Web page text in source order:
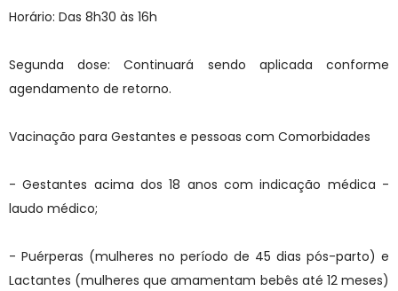
Horário: Das 8h30 às 16h
Segunda dose: Continuará sendo aplicada conforme
agendamento de retorno.
Vacinação para Gestantes e pessoas com Comorbidades
- Gestantes acima dos 18 anos com indicação médica -
laudo médico;
- Puérperas (mulheres no período de 45 dias pós-parto) e
Lactantes (mulheres que amamentam bebês até 12 meses)